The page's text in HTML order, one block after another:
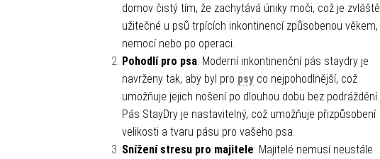
domov čistý tím, že zachytává úniky moči, což je zvláště
užitečné u psů trpících inkontinencí způsobenou věkem,
nemocí nebo po operaci.
Pohodlí pro psa: Moderní inkontinenční pás staydry je
navrženy tak, aby byl pro psyco nejpohodlnější, což
umožňuje jejich nošení po dlouhou dobu bez podráždění.
Pás StayDry je nastavitelný, což umožňuje přizpůsobení
velikosti a tvaru pásu pro vašeho psa.
Snížení stresu pro majitele: Majitelé nemusí neustále